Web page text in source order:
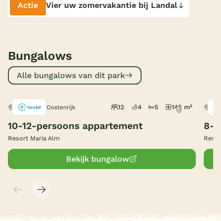
Nederland
Limburg
Blog
Onze e-boeken
Actie Vier uw zomervakantie bij Landal
Bungalows
Alle bungalows van dit park
Maria Alm, Oostenrijk 12 4 5 145 m²
10-12-persoons appartement
Resort Maria Alm
Bekijk bungalow
8-